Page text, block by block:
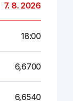
7. 8. 2026
18:00
6,6700
6,6540